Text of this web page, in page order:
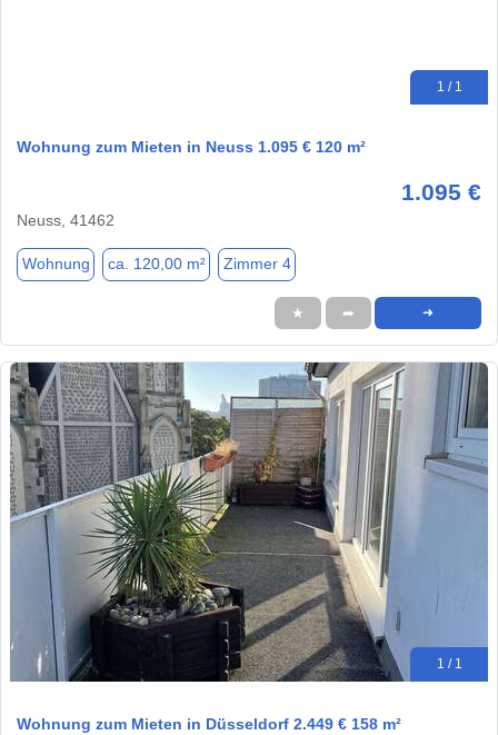
1 / 1
Wohnung zum Mieten in Neuss 1.095 € 120 m²
1.095 €
Neuss, 41462
Wohnung ca. 120,00 m² Zimmer 4
★ ➦ ➜
1 / 1
Wohnung zum Mieten in Düsseldorf 2.449 € 158 m²